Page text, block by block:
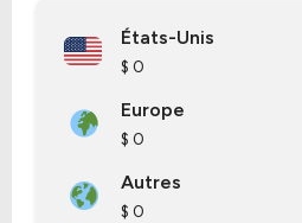
États-Unis
$ 0
Europe
$ 0
Autres
$ 0